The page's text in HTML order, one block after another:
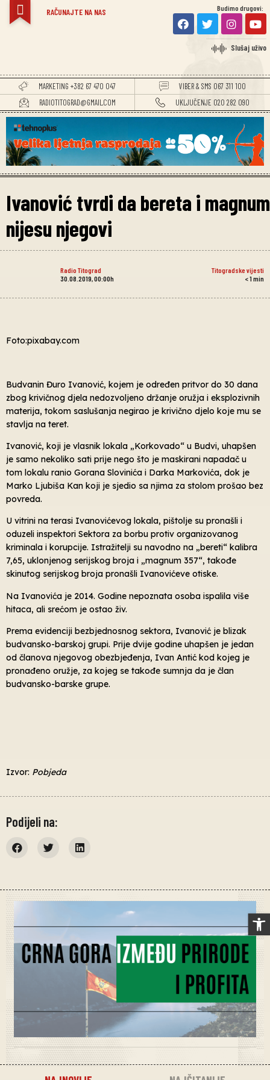
RAČUNAJTE NA NAS Budimo drugovi:
Slušaj uživo
MARKETING +382 67 470 047
VIBER & SMS 067 311 100
RADIOTITOGRAD@GMAIL.COM
UKLJUČENJE 020 282 090
Ivanović tvrdi da bereta i magnum
nijesu njegovi
Radio Titograd
Titogradske vijesti
30.08.2019, 00:00h
< 1min
Foto:pixabay.com
Budvanin Đuro Ivanović, kojem je određen pritvor do 30 dana
zbog krivičnog djela nedozvoljeno držanje oružja i eksplozivnih
materija, tokom saslušanja negirao je krivično djelo koje mu se
stavlja na teret.
Ivanović, koji je vlasnik lokala „Korkovado“ u Budvi, uhapšen
je samo nekoliko sati prije nego što je maskirani napadač u
tom lokalu ranio Gorana Slovinića i Darka Markovića, dok je
Marko Ljubiša Kan koji je sjedio sa njima za stolom prošao bez
povreda.
U vitrini na terasi Ivanovićevog lokala, pištolje su pronašli i
oduzeli inspektori Sektora za borbu protiv organizovanog
kriminala i korupcije. Istražitelji su navodno na „bereti“ kalibra
7,65, uklonjenog serijskog broja i „magnum 357“, takođe
skinutog serijskog broja pronašli Ivanovićeve otiske.
Na Ivanovića je 2014. Godine nepoznata osoba ispalila više
hitaca, ali srećom je ostao živ.
Prema evidenciji bezbjednosnog sektora, Ivanović je blizak
budvansko-barskoj grupi. Prije dvije godine uhapšen je jedan
od članova njegovog obezbjeđenja, Ivan Antić kod kojeg je
pronađeno oružje, za kojeg se takođe sumnja da je član
budvansko-barske grupe.
Izvor: Pobjeda
Podijeli na: